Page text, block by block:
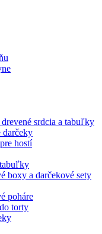
srdcia a tabuľky
darčeky
hostí
tabuľky
boxy a darčekové sety
poháre
torty